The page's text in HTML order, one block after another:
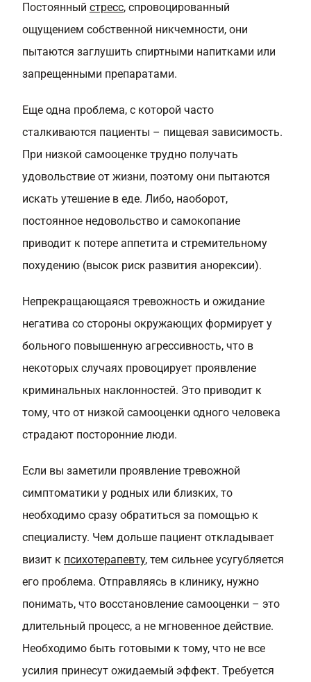
Постоянный стресс, спровоцированный
ощущением собственной никчемности, они
пытаются заглушить спиртными напитками или
запрещенными препаратами.
Еще одна проблема, с которой часто
сталкиваются пациенты – пищевая зависимость.
При низкой самооценке трудно получать
удовольствие от жизни, поэтому они пытаются
искать утешение в еде. Либо, наоборот,
постоянное недовольство и самокопание
приводит к потере аппетита и стремительному
похудению (высок риск развития анорексии).
Непрекращающаяся тревожность и ожидание
негатива со стороны окружающих формирует у
больного повышенную агрессивность, что в
некоторых случаях провоцирует проявление
криминальных наклонностей. Это приводит к
тому, что от низкой самооценки одного человека
страдают посторонние люди.
Если вы заметили проявление тревожной
симптоматики у родных или близких, то
необходимо сразу обратиться за помощью к
специалисту. Чем дольше пациент откладывает
визит к психотерапевту, тем сильнее усугубляется
его проблема. Отправляясь в клинику, нужно
понимать, что восстановление самооценки – это
длительный процесс, а не мгновенное действие.
Необходимо быть готовыми к тому, что не все
усилия принесут ожидаемый эффект. Требуется